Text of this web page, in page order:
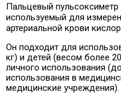
Пальцевый
используемый для
артериальной крови
Он подходит для
кг) и детей (весом более
личного использования
использования в
медицинские учреждения).